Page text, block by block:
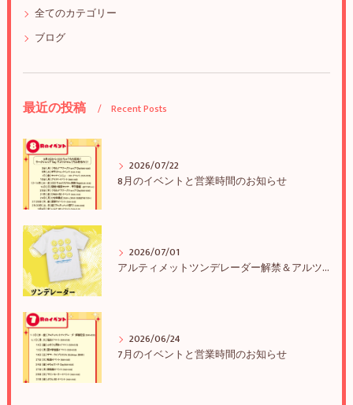
全てのカテゴリー
ブログ
最近の投稿 Recent Posts
2026/07/22
8月のイベントと営業時間のお知らせ
2026/07/01
アルティメットツンデレーダー解禁＆アルツンBIGTEE販売のお知らせ
2026/06/24
7月のイベントと営業時間のお知らせ